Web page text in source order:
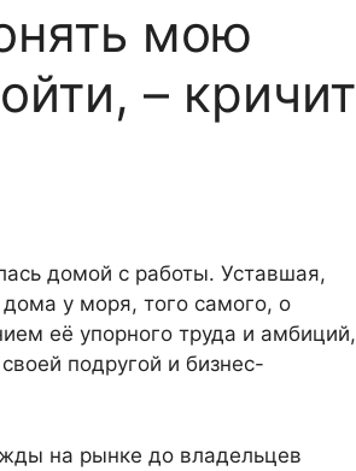
мою
– кричит
домой с работы. Уставшая,
дома у моря, того самого, о
её упорного труда и амбиций,
подругой и бизнес-
на рынке до владельцев